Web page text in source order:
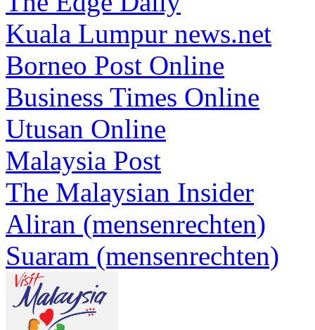
Kuala Lumpur news.net
Borneo Post Online
Business Times Online
Utusan Online
Malaysia Post
The Malaysian Insider
Aliran (mensenrechten)
Suaram (mensenrechten)